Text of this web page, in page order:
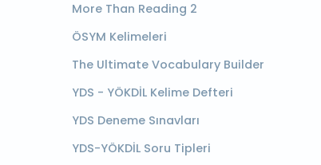
More Than Reading 2
ÖSYM Kelimeleri
The Ultimate Vocabulary Builder
YDS - YÖKDİL Kelime Defteri
YDS Deneme Sınavları
YDS-YÖKDİL Soru Tipleri